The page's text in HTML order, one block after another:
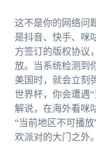
这不是你的网络问
是抖音、快手、咪
方签订的版权协议
放。当系统检测到
美国时，就会立刻
世界杯，你会遭遇
解说，在海外看咪
“当前地区不可播
欢派对的大门之外。